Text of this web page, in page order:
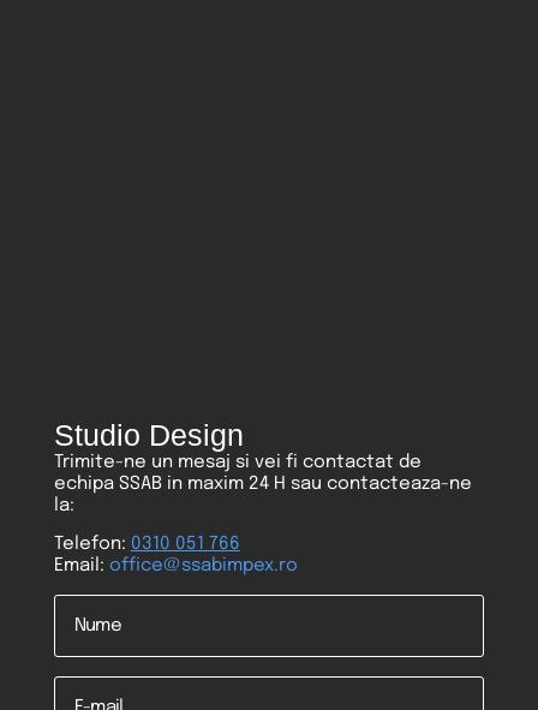
Studio Design
Trimite-ne un mesaj si vei fi contactat de
echipa SSAB in maxim 24 H sau contacteaza-ne
la:
Telefon: 0310 051 766
Email: office@ssabimpex.ro
Nume
Email